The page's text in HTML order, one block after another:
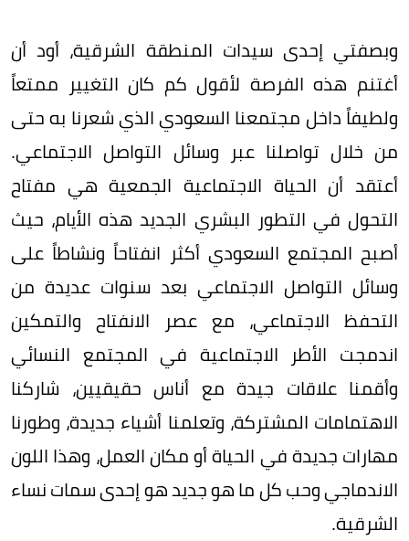
وبصفتي إحدى سيدات المنطقة الشرقية، أود أن
أغتنم هذه الفرصة لأقول كم كان التغيير ممتعاً
ولطيفاً داخل مجتمعنا السعودي الذي شعرنا به حتى
من خلال تواصلنا عبر وسائل التواصل الاجتماعي.
أعتقد أن الحياة الاجتماعية الجمعية هي مفتاح
التحول في التطور البشري الجديد هذه الأيام، حيث
أصبح المجتمع السعودي أكثر انفتاحاً ونشاطاً على
وسائل التواصل الاجتماعي بعد سنوات عديدة من
التحفظ الاجتماعي، مع عصر الانفتاح والتمكين
اندمجت الأطر الاجتماعية في المجتمع النسائي
وأقمنا علاقات جيدة مع أناس حقيقيين، شاركنا
الاهتمامات المشتركة، وتعلمنا أشياء جديدة، وطورنا
مهارات جديدة في الحياة أو مكان العمل، وهذا اللون
الاندماجي وحب كل ما هو جديد هو إحدى سمات نساء
الشرقية.